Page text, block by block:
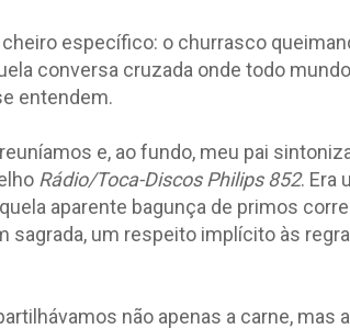
específico: o churrasco
conversa cruzada onde todo
entendem.
e, ao fundo, meu pai
Rádio/Toca-Discos Philips 852. Era
aparente bagunça de primos
um respeito implícito às
não apenas a carne, mas